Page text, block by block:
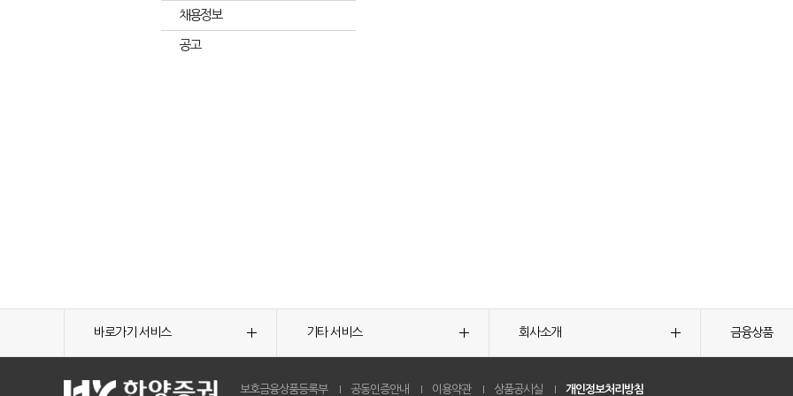
채용정보
공고
바로가기 서비스 기타 서비스 회사소개 금융상품
보호금융상품등록부 공동인증안내 이용약관 상품공시실 개인정보처리방침